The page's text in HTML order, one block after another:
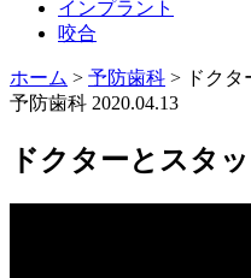
インプラント
咬合
ホーム > 予防歯科 > ドク
予防歯科 2020.04.13
ドクターとスタ